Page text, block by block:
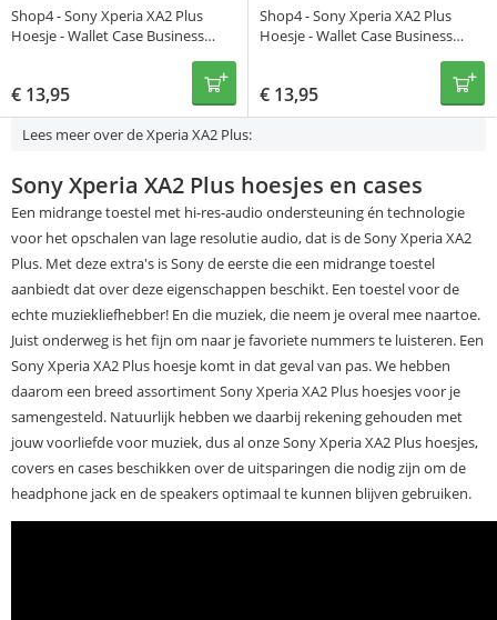
Shop4 - Sony Xperia XA2 Plus
Hoesje - Wallet Case Business
€ 13,95
Shop4 - Sony Xperia XA2 Plus
Hoesje - Wallet Case Business
€ 13,95
Lees meer over de Xperia XA2 Plus:
Sony Xperia XA2 Plus hoesjes en cases
Een midrange toestel met hi-res-audio ondersteuning én technologie
voor het opschalen van lage resolutie audio, dat is de Sony Xperia XA2
Plus. Met deze extra's is Sony de eerste die een midrange toestel
aanbiedt dat over deze eigenschappen beschikt. Een toestel voor de
echte muziekliefhebber! En die muziek, die neem je overal mee naartoe.
Juist onderweg is het fijn om naar je favoriete nummers te luisteren. Een
Sony Xperia XA2 Plus hoesje komt in dat geval van pas. We hebben
daarom een breed assortiment Sony Xperia XA2 Plus hoesjes voor je
samengesteld. Natuurlijk hebben we daarbij rekening gehouden met
jouw voorliefde voor muziek, dus al onze Sony Xperia XA2 Plus hoesjes,
covers en cases beschikken over de uitsparingen die nodig zijn om de
headphone jack en de speakers optimaal te kunnen blijven gebruiken.